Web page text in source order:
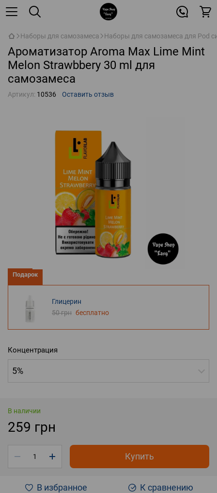
Наборы для самозамеса Наборы для самозамеса для Pod
Ароматизатор Aroma Max Lime Mint
Melon Strawbbery 30 ml для
самозамеса
Артикул: 10536 Оставить отзыв
Подарок
Глицерин
50 грн бесплатно
Концентрация
5%
В наличии
259 грн
Купить
В избранное К сравнению